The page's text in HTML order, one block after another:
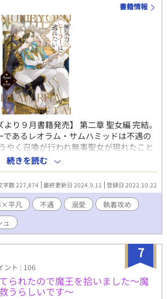
書籍情報
より９月書籍発売】 第二章 聖女編 完結。
であるレオラム・サムハミッドは不遇の
やく召喚が行われ無事聖女が現れたこと
り田舎に引きこもろうとしたら、今度は
い。 勇者は勇者で絡んでくるし、聖女は
、「レオラム様。あなたがここから出て
がよろしいんですか？」と脅してくる宰
った？？ 平凡ヒーラー、なぜか聖君と呼
れています。 ※第10回BL小説大賞奨励賞
付き合いありがとうございます！ おか
。 大幅に加筆し愛情込めて改稿しました
もに愛でていただけたら幸いです｡ﾟ(ﾟﾉ
言ってましたが予定がずれ込み現在準
待ちください。
続きを読む
字数 227,874 最終更新日 2024.9.11 登録日 2022.10.22
×平凡 不遇 溺愛
執着攻め
7
ント : 106
られたので魔王を拾いました〜魔
うらしいです〜